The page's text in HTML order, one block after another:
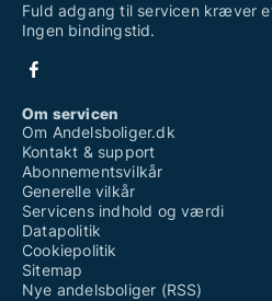
Fuld adgang til servicen kræver
Ingen bindingstid.
Om servicen
Om Andelsboliger.dk
Kontakt & support
Abonnementsvilkår
Generelle vilkår
Servicens indhold og værdi
Datapolitik
Cookiepolitik
Sitemap
Nye andelsboliger (RSS)